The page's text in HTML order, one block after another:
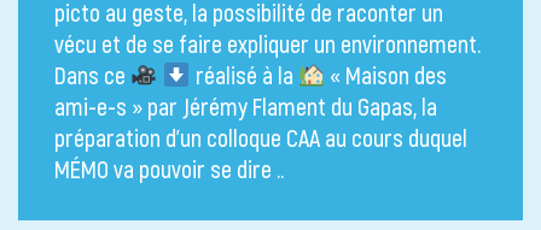
picto au geste, la possibilité de raconter un
vécu et de se faire expliquer un environnement.
Dans ce
réalisé à la
« Maison des
ami-e-s » par Jérémy Flament du Gapas, la
préparation d’un colloque CAA au cours duquel
MÉMO va pouvoir se dire ..